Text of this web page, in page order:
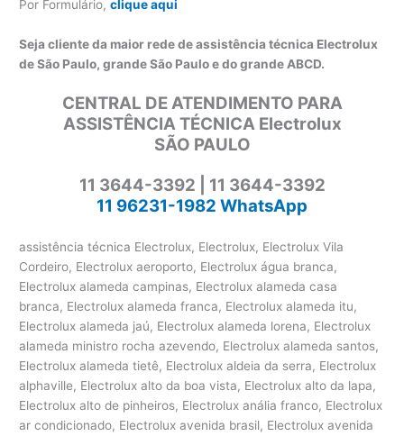
Por Formulário,clique aqui
Seja cliente da maior rede de assistência técnica Electrolux
de São Paulo, grande São Paulo e do grande ABCD.
CENTRAL DE ATENDIMENTO PARA
ASSISTÊNCIA TÉCNICA Electrolux
SÃO PAULO
11 3644-3392 | 11 3644-3392
11 96231-1982 WhatsApp
assistência técnica Electrolux, Electrolux, Electrolux Vila
Cordeiro, Electrolux aeroporto, Electrolux água branca,
Electrolux alameda campinas, Electrolux alameda casa
branca, Electrolux alameda franca, Electrolux alameda itu,
Electrolux alameda jaú, Electrolux alameda lorena, Electrolux
alameda ministro rocha azevendo, Electrolux alameda santos,
Electrolux alameda tietê, Electrolux aldeia da serra, Electrolux
alphaville, Electrolux alto da boa vista, Electrolux alto da lapa,
Electrolux alto de pinheiros, Electrolux anália franco, Electrolux
ar condicionado, Electrolux avenida brasil, Electrolux avenida